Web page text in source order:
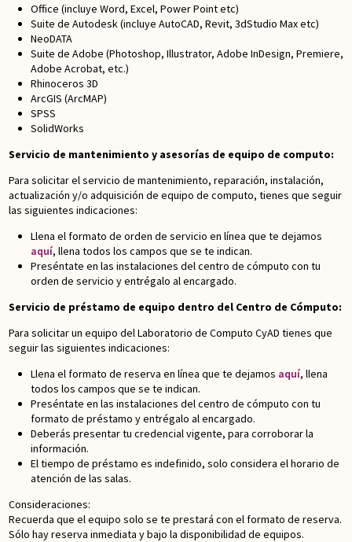
Office (incluye Word, Excel, Power Point etc)
Suite de Autodesk (incluye AutoCAD, Revit, 3dStudio Max etc)
NeoDATA
Suite de Adobe (Photoshop, Illustrator, Adobe InDesign, Premiere,
Adobe Acrobat, etc.)
Rhinoceros 3D
ArcGIS (ArcMAP)
SPSS
SolidWorks
Servicio de mantenimiento y asesorías de equipo de computo:
Para solicitar el servicio de mantenimiento, reparación, instalación,
actualización y/o adquisición de equipo de computo, tienes que seguir
las siguientes indicaciones:
Llena el formato de orden de servicio en línea que te dejamos
aquí, llena todos los campos que se te indican.
Preséntate en las instalaciones del centro de cómputo con tu
orden de servicio y entrégalo al encargado.
Servicio de préstamo de equipo dentro del Centro de Cómputo:
Para solicitar un equipo del Laboratorio de Computo CyAD tienes que
seguir las siguientes indicaciones:
Llena el formato de reserva en línea que te dejamos aquí, llena
todos los campos que se te indican.
Preséntate en las instalaciones del centro de cómputo con tu
formato de préstamo y entrégalo al encargado.
Deberás presentar tu credencial vigente, para corroborar la
información.
El tiempo de préstamo es indefinido, solo considera el horario de
atención de las salas.
Consideraciones:
Recuerda que el equipo solo se te prestará con el formato de reserva.
Sólo hay reserva inmediata y bajo la disponibilidad de equipos.